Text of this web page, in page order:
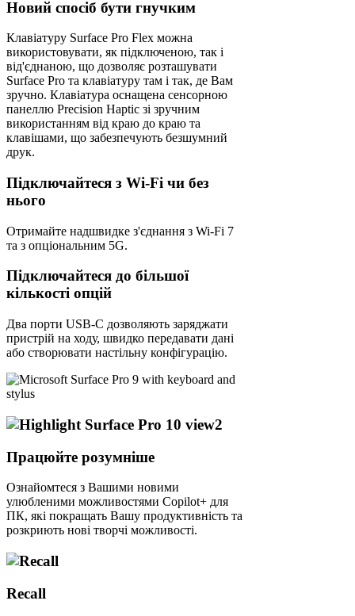
Новий спосіб бути гнучким
Клавіатуру Surface Pro Flex можна
використовувати, як підключеною, так і
від'єднаною, що дозволяє розташувати
Surface Pro та клавіатуру там і так, де Вам
зручно. Клавіатура оснащена сенсорною
панеллю Precision Haptic зі зручним
використанням від краю до краю та
клавішами, що забезпечують безшумний
друк.
Підключайтеся з Wi-Fi чи без
нього
Отримайте надшвидке з'єднання з Wi-Fi 7
та з опціональним 5G.
Підключайтеся до більшої
кількості опцій
Два порти USB-C дозволяють заряджати
пристрій на ходу, швидко передавати дані
або створювати настільну конфігурацію.
Працюйте розумніше
Ознайомтеся з Вашими новими
улюбленими можливостями Copilot+ для
ПК, які покращать Вашу продуктивність та
розкриють нові творчі можливості.
Recall